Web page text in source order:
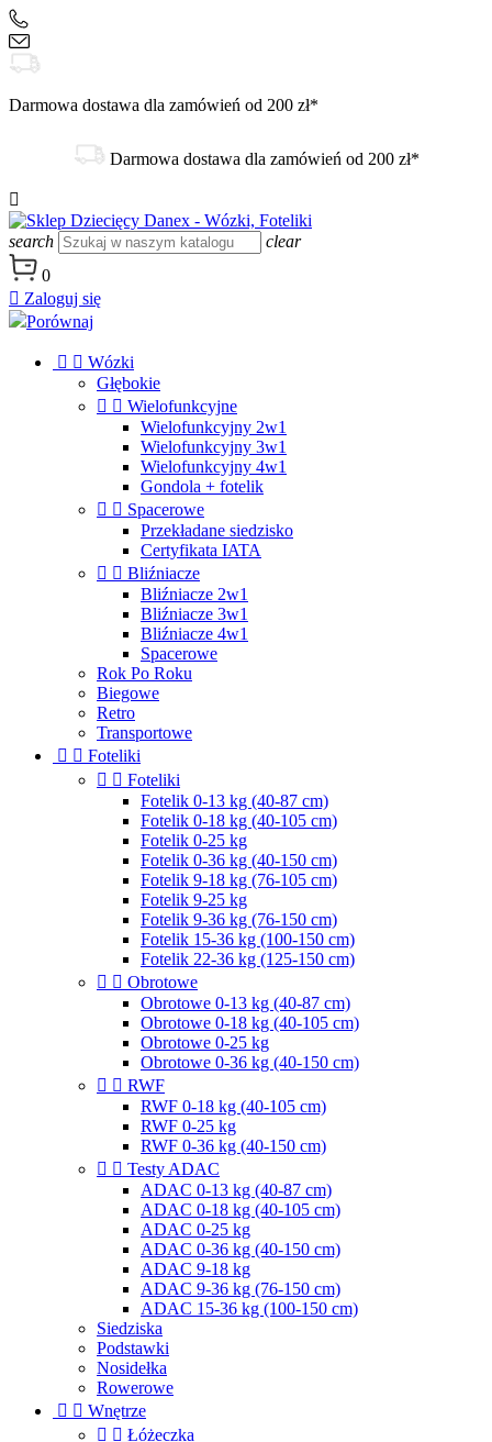
Darmowa dostawa dla zamówień od 200 zł*
Darmowa dostawa dla zamówień od 200 zł*

search
clear
0
 Zaloguj się
Porównaj
  Wózki
Głębokie
  Wielofunkcyjne
Wielofunkcyjny 2w1
Wielofunkcyjny 3w1
Wielofunkcyjny 4w1
Gondola + fotelik
  Spacerowe
Przekładane siedzisko
Certyfikata IATA
  Bliźniacze
Bliźniacze 2w1
Bliźniacze 3w1
Bliźniacze 4w1
Spacerowe
Rok Po Roku
Biegowe
Retro
Transportowe
  Foteliki
  Foteliki
Fotelik 0-13 kg (40-87 cm)
Fotelik 0-18 kg (40-105 cm)
Fotelik 0-25 kg
Fotelik 0-36 kg (40-150 cm)
Fotelik 9-18 kg (76-105 cm)
Fotelik 9-25 kg
Fotelik 9-36 kg (76-150 cm)
Fotelik 15-36 kg (100-150 cm)
Fotelik 22-36 kg (125-150 cm)
  Obrotowe
Obrotowe 0-13 kg (40-87 cm)
Obrotowe 0-18 kg (40-105 cm)
Obrotowe 0-25 kg
Obrotowe 0-36 kg (40-150 cm)
  RWF
RWF 0-18 kg (40-105 cm)
RWF 0-25 kg
RWF 0-36 kg (40-150 cm)
  Testy ADAC
ADAC 0-13 kg (40-87 cm)
ADAC 0-18 kg (40-105 cm)
ADAC 0-25 kg
ADAC 0-36 kg (40-150 cm)
ADAC 9-18 kg
ADAC 9-36 kg (76-150 cm)
ADAC 15-36 kg (100-150 cm)
Siedziska
Podstawki
Nosidełka
Rowerowe
  Wnętrze
  Łóżeczka